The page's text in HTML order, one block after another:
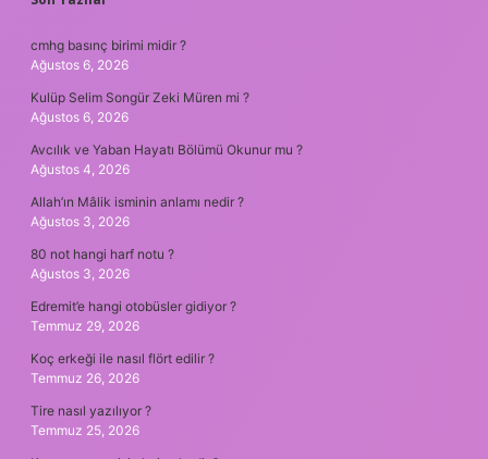
SIDEBAR
cmhg basınç birimi midir ?
Ağustos 6, 2026
Kulüp Selim Songür Zeki Müren mi ?
Ağustos 6, 2026
Avcılık ve Yaban Hayatı Bölümü Okunur mu ?
Ağustos 4, 2026
Allah’ın Mâlik isminin anlamı nedir ?
Ağustos 3, 2026
80 not hangi harf notu ?
Ağustos 3, 2026
Edremit’e hangi otobüsler gidiyor ?
Temmuz 29, 2026
Koç erkeği ile nasıl flört edilir ?
Temmuz 26, 2026
Tire nasıl yazılıyor ?
Temmuz 25, 2026